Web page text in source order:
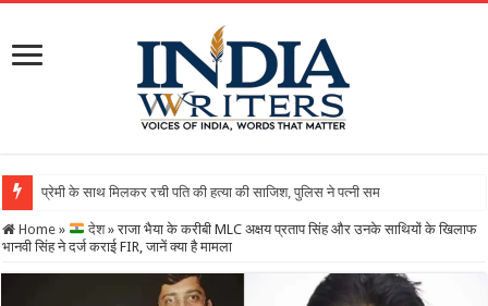
Home » देश » राजा भैया के करीबी MLC अक्षय प्रताप सिंह और उनके साथियों के खिलाफ
भानवी सिंह ने दर्ज कराई FIR, जानें क्या है मामला